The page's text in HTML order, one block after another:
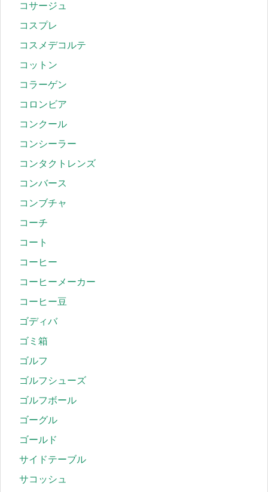
コサージュ
コスプレ
コスメデコルテ
コットン
コラーゲン
コロンビア
コンクール
コンシーラー
コンタクトレンズ
コンバース
コンブチャ
コーチ
コート
コーヒー
コーヒーメーカー
コーヒー豆
ゴディバ
ゴミ箱
ゴルフ
ゴルフシューズ
ゴルフボール
ゴーグル
ゴールド
サイドテーブル
サコッシュ